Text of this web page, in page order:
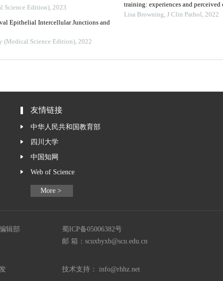
Science Edition), 2023
Epithelial Intercellular Junctions and
(Medical Science Edition), 2022
training: experiences and
Lisa Browning, J Clin Pathol, 2022
友情链接
中华人民共和国教育部
四川大学
中国知网
Web of Science
More >
辑部
蜀ICP备05006382号
邮 箱： scuxbyxb@scu.edu.cn
技术支持： info@rhhz.net